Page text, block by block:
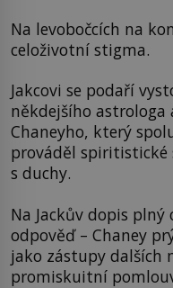
Na levobočcích na
celoživotní stigma.
Jakcovi se podaří
někdejšího
Chaneyho, který
prováděl spiritistické
s duchy.
Na Jackův dopis
odpověď – Chaney
jako zástupy dalších
promiskuitní